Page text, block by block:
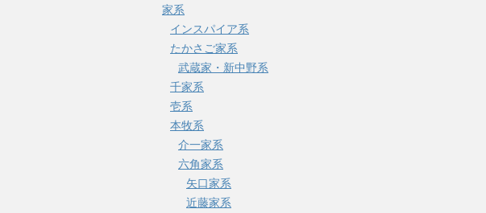
家系
インスパイア系
たかさご家系
武蔵家・新中野系
千家系
壱系
本牧系
介一家系
六角家系
矢口家系
近藤家系